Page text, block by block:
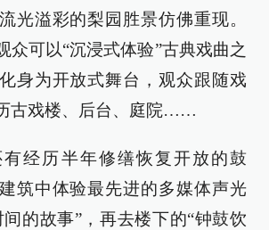
光溢彩的梨园胜景仿佛重现。
众可以“沉浸式体验”古典戏曲之
身为开放式舞台，观众跟随戏
古戏楼、后台、庭院……
有经历半年修缮恢复开放的鼓
筑中体验最先进的多媒体声光
的故事”，再去楼下的“钟鼓饮